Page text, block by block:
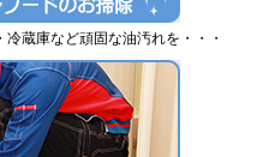
蔵庫など頑固な油汚れを・・・